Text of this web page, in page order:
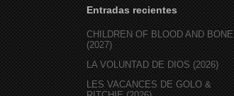
Entradas recientes
CHILDREN OF BLOOD AND BONE
(2027)
LA VOLUNTAD DE DIOS (2026)
LES VACANCES DE GOLO &